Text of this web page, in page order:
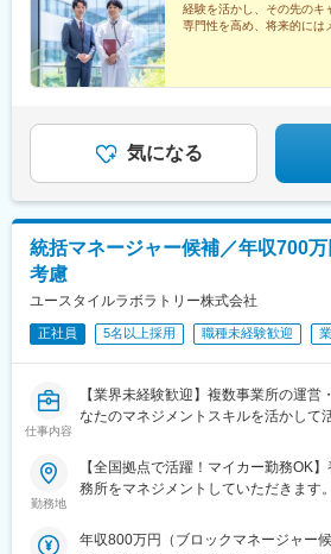
博多駅前2-19-24 大博センタービル6F
「博多駅」より徒歩5分
経験を活かし、その先のキ
専門性を高め、将来的には
気になる
統括マネージャー候補／年収700
考慮
ユースタイルラボラトリー株式会社
正社員 5名以上採用 職種未経験歓迎
仕事内容
【業界未経験歓迎】複数事業所の運
なたのマネジメントスキルを活かして
勤務地
【全国拠点で活躍！マイカー勤務OK
務所をマネジメントしていただきます
《養成期間中の勤務地》現在は東京、
年収800万円（ブロックマネージャー